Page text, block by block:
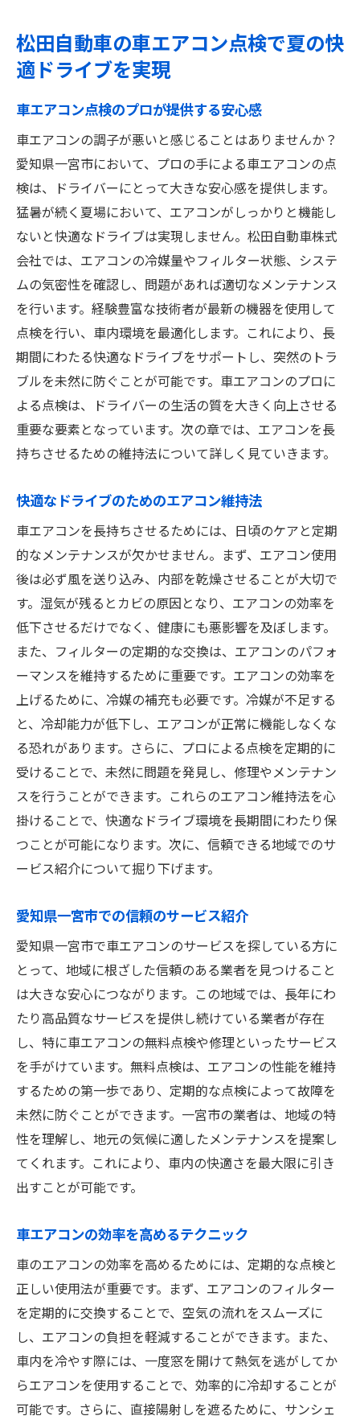
松田自動車の車エアコン点検で夏の快
適ドライブを実現
車エアコン点検のプロが提供する安心感
車エアコンの調子が悪いと感じることはありませんか？
愛知県一宮市において、プロの手による車エアコンの点
検は、ドライバーにとって大きな安心感を提供します。
猛暑が続く夏場において、エアコンがしっかりと機能し
ないと快適なドライブは実現しません。松田自動車株式
会社では、エアコンの冷媒量やフィルター状態、システ
ムの気密性を確認し、問題があれば適切なメンテナンス
を行います。経験豊富な技術者が最新の機器を使用して
点検を行い、車内環境を最適化します。これにより、長
期間にわたる快適なドライブをサポートし、突然のトラ
ブルを未然に防ぐことが可能です。車エアコンのプロに
よる点検は、ドライバーの生活の質を大きく向上させる
重要な要素となっています。次の章では、エアコンを長
持ちさせるための維持法について詳しく見ていきます。
快適なドライブのためのエアコン維持法
車エアコンを長持ちさせるためには、日頃のケアと定期
的なメンテナンスが欠かせません。まず、エアコン使用
後は必ず風を送り込み、内部を乾燥させることが大切で
す。湿気が残るとカビの原因となり、エアコンの効率を
低下させるだけでなく、健康にも悪影響を及ぼします。
また、フィルターの定期的な交換は、エアコンのパフォ
ーマンスを維持するために重要です。エアコンの効率を
上げるために、冷媒の補充も必要です。冷媒が不足する
と、冷却能力が低下し、エアコンが正常に機能しなくな
る恐れがあります。さらに、プロによる点検を定期的に
受けることで、未然に問題を発見し、修理やメンテナン
スを行うことができます。これらのエアコン維持法を心
掛けることで、快適なドライブ環境を長期間にわたり保
つことが可能になります。次に、信頼できる地域でのサ
ービス紹介について掘り下げます。
愛知県一宮市での信頼のサービス紹介
愛知県一宮市で車エアコンのサービスを探している方に
とって、地域に根ざした信頼のある業者を見つけること
は大きな安心につながります。この地域では、長年にわ
たり高品質なサービスを提供し続けている業者が存在
し、特に車エアコンの無料点検や修理といったサービス
を手がけています。無料点検は、エアコンの性能を維持
するための第一歩であり、定期的な点検によって故障を
未然に防ぐことができます。一宮市の業者は、地域の特
性を理解し、地元の気候に適したメンテナンスを提案し
てくれます。これにより、車内の快適さを最大限に引き
出すことが可能です。
車エアコンの効率を高めるテクニック
車のエアコンの効率を高めるためには、定期的な点検と
正しい使用法が重要です。まず、エアコンのフィルター
を定期的に交換することで、空気の流れをスムーズに
し、エアコンの負担を軽減することができます。また、
車内を冷やす際には、一度窓を開けて熱気を逃がしてか
らエアコンを使用することで、効率的に冷却することが
可能です。さらに、直接陽射しを遮るために、サンシェ